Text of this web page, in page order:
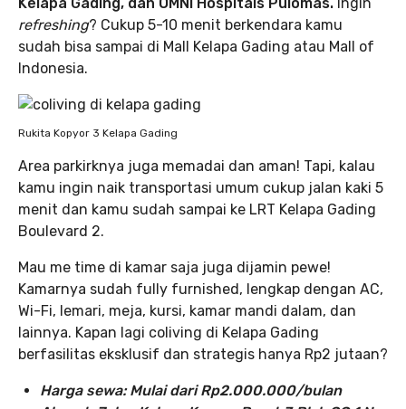
refreshing? Cukup 5-10 menit berkendara kamu
sudah bisa sampai di Mall Kelapa Gading atau Mall of
Indonesia.
Rukita Kopyor 3 Kelapa Gading
Area parkirknya juga memadai dan aman! Tapi, kalau
kamu ingin naik transportasi umum cukup jalan kaki 5
menit dan kamu sudah sampai ke LRT Kelapa Gading
Boulevard 2.
Mau me time di kamar saja juga dijamin pewe!
Kamarnya sudah fully furnished, lengkap dengan AC,
Wi-Fi, lemari, meja, kursi, kamar mandi dalam, dan
lainnya. Kapan lagi coliving di Kelapa Gading
berfasilitas eksklusif dan strategis hanya Rp2 jutaan?
Harga sewa: Mulai dari Rp2.000.000/bulan